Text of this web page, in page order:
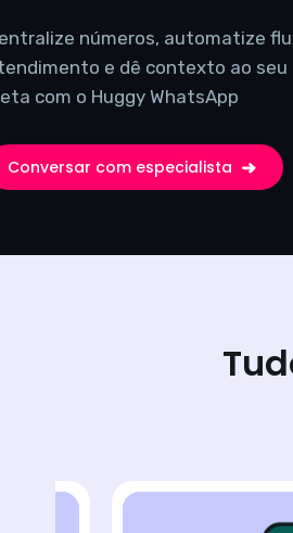
números, automatize
e dê contexto ao seu
com o Huggy WhatsApp
Conversar com especialista